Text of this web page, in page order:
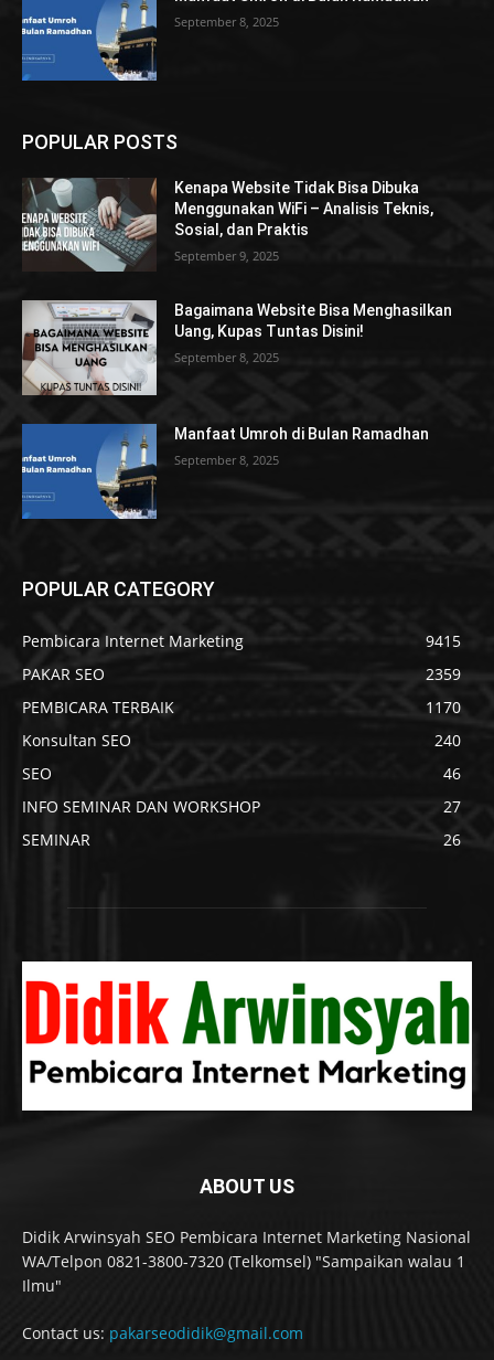
September 8, 2025
POPULAR POSTS
Kenapa Website Tidak Bisa Dibuka
Menggunakan WiFi – Analisis Teknis,
Sosial, dan Praktis
September 9, 2025
Bagaimana Website Bisa Menghasilkan
Uang, Kupas Tuntas Disini!
September 8, 2025
Manfaat Umroh di Bulan Ramadhan
September 8, 2025
POPULAR CATEGORY
Pembicara Internet Marketing
9415
PAKAR SEO
2359
PEMBICARA TERBAIK
1170
Konsultan SEO
240
SEO
46
INFO SEMINAR DAN WORKSHOP
27
SEMINAR
26
ABOUT US
Didik Arwinsyah SEO Pembicara Internet Marketing Nasional
WA/Telpon 0821-3800-7320 (Telkomsel) "Sampaikan walau 1
Ilmu"
Contact us: pakarseodidik@gmail.com